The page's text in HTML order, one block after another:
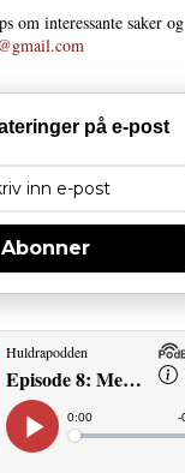
om interessante saker og
på e-post
Abonner